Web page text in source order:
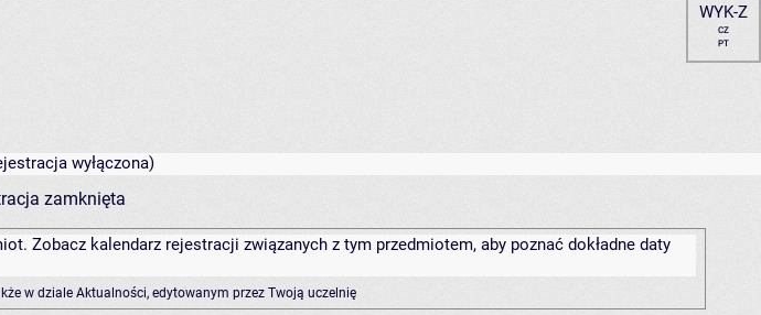
WYK-Z
CZ
PT
wyłączona)
zamknięta
Zobacz kalendarz rejestracji związanych z tym przedmiotem, aby poznać dokładne daty
w dziale Aktualności, edytowanym przez Twoją uczelnię